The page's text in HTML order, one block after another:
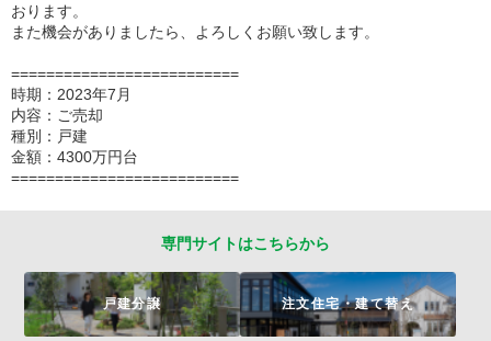
おります。
また機会がありましたら、よろしくお願い致します。
==========================
時期：2023年7月
内容：ご売却
種別：戸建
金額：4300万円台
==========================
専門サイトはこちらから
戸建分譲 注文住宅・建て替え